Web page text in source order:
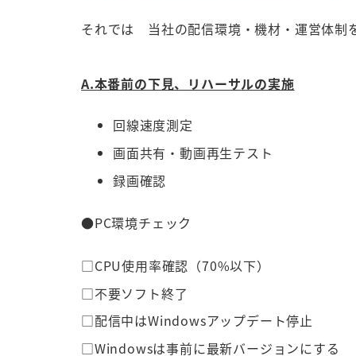
それでは 当社の配信環境・機材・運営体制
A.本番前の下見、リハーサルの実施
回線速度測定
画面共有・動画再生テスト
録画確認
●PC環境チェック
□CPU使用率確認（70%以下）
□不要ソフト終了
□配信中はWindowsアップデート停止
□Windowsは事前に最新バージョンにする